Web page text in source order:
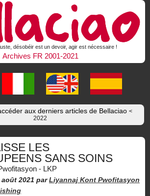
désobéir est un devoir, agir est nécessaire !
Archives FR 2001-2021
aux derniers articles de Bellaciao <
2022
LES
SANS SOINS
- LKP
2021 par Liyannaj Kont Pwofitasyon